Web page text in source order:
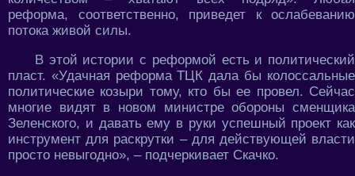
реформа, соответственно, приведет к ослабеванию
потока живой силы.
В этой истории с реформой есть и политический
пласт. «Удачная реформа ТЦК дала бы колоссальные
политические козыри тому, кто бы ее провел. Сейчас
многие видят в новом министре обороны сменщика
Зеленского, и давать ему в руки успешный проект как
инструмент для раскрутки – для действующей власти
просто невыгодно», – подчеркивает Скачко.